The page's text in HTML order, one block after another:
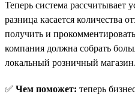
Теперь система рассчитывает
разница касается количества
получить и
компания должна собрать
локальный розничный магазин.
✅ Чем поможет: теперь